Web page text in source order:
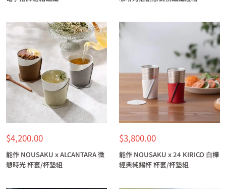
特
價
$4,200.00
能作 NOUSAKU x ALCANTARA 微
憩時光 杯套/杯墊組
特
價
$3,800.00
能作 NOUSAKU x 24 KIRICO 白樺
經典純錫杯 杯套/杯墊組